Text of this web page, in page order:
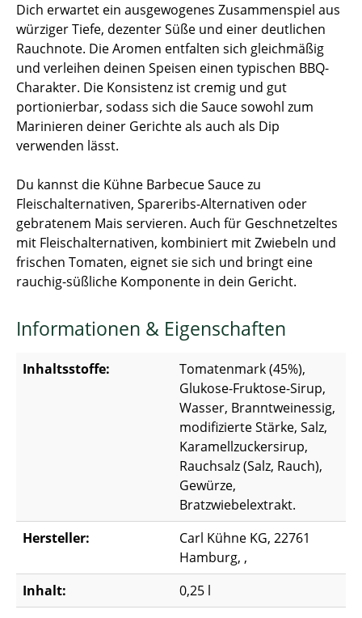
Dich erwartet ein ausgewogenes Zusammenspiel aus
würziger Tiefe, dezenter Süße und einer deutlichen
Rauchnote. Die Aromen entfalten sich gleichmäßig
und verleihen deinen Speisen einen typischen BBQ-
Charakter. Die Konsistenz ist cremig und gut
portionierbar, sodass sich die Sauce sowohl zum
Marinieren deiner Gerichte als auch als Dip
verwenden lässt.
Du kannst die Kühne Barbecue Sauce zu
Fleischalternativen, Spareribs-Alternativen oder
gebratenem Mais servieren. Auch für Geschnetzeltes
mit Fleischalternativen, kombiniert mit Zwiebeln und
frischen Tomaten, eignet sie sich und bringt eine
rauchig-süßliche Komponente in dein Gericht.
Informationen & Eigenschaften
Inhaltsstoffe:
Tomatenmark (45%),
Glukose-Fruktose-Sirup,
Wasser, Branntweinessig,
modifizierte Stärke, Salz,
Karamellzuckersirup,
Rauchsalz (Salz, Rauch),
Gewürze,
Bratzwiebelextrakt.
Hersteller:
Carl Kühne KG, 22761
Hamburg, ,
Inhalt:
0,25 l